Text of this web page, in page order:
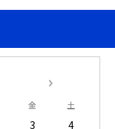
金 土
3
4